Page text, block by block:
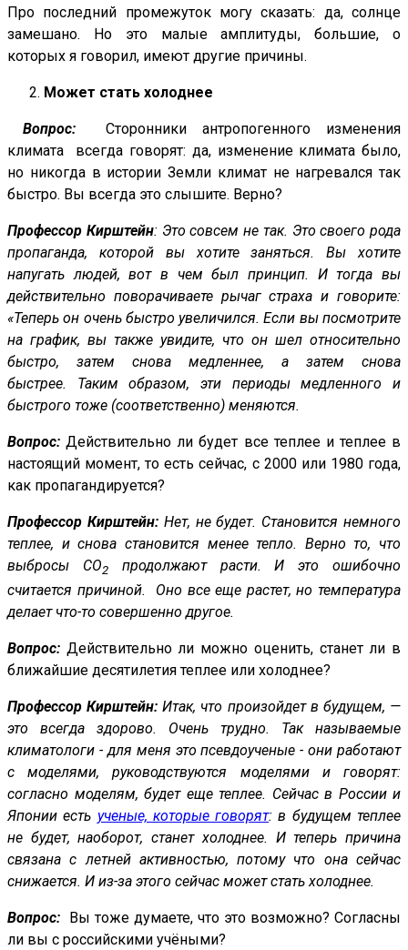
Про последний промежуток могу сказать: да, солнце
замешано. Но это малые амплитуды, большие, о
которых я говорил, имеют другие причины.
Может стать холоднее
Вопрос:Сторонники антропогенного изменения
климата всегда говорят: да, изменение климата было,
но никогда в истории Земли климат не нагревался так
быстро. Вы всегда это слышите. Верно?
Профессор Кирштейн: Это совсем не так. Это своего рода
пропаганда, которой вы хотите заняться. Вы хотите
напугать людей, вот в чем был принцип. И тогда вы
действительно поворачиваете рычаг страха и говорите:
«Теперь он очень быстро увеличился. Если вы посмотрите
на график, вы также увидите, что он шел относительно
быстро, затем снова медленнее, а затем снова
быстрее. Таким образом, эти периоды медленного и
быстрого тоже (соответственно) меняются.
Вопрос: Действительно ли будет все теплее и теплее в
настоящий момент, то есть сейчас, с 2000 или 1980 года,
как пропагандируется?
Профессор Кирштейн: Нет, не будет. Становится немного
теплее, и снова становится менее тепло. Верно то, что
выбросы CO2продолжают расти. И это ошибочно
считается причиной. Оно все еще растет, но температура
делает что-то совершенно другое.
Вопрос: Действительно ли можно оценить, станет ли в
ближайшие десятилетия теплее или холоднее?
Профессор Кирштейн: Итак, что произойдет в будущем, —
это всегда здорово. Очень трудно. Так называемые
климатологи - для меня это псевдоученые - они работают
с моделями, руководствуются моделями и говорят:
согласно моделям, будет еще теплее. Сейчас в России и
Японии есть ученые, которые говорят: в будущем теплее
не будет, наоборот, станет холоднее. И теперь причина
связана с летней активностью, потому что она сейчас
снижается. И из-за этого сейчас может стать холоднее.
Вопрос: Вы тоже думаете, что это возможно? Согласны
ли вы с российскими учёными?